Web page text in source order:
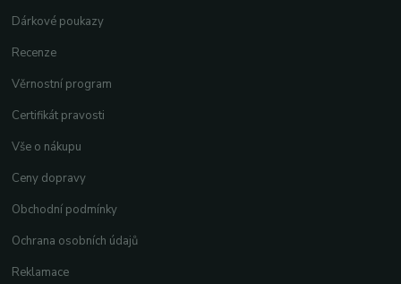
Dárkové poukazy
Recenze
Věrnostní program
Certifikát pravosti
Vše o nákupu
Ceny dopravy
Obchodní podmínky
Ochrana osobních údajů
Reklamace